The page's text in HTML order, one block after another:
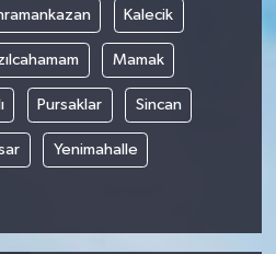
Kalecik
Mamak
Pursaklar Sincan
Yenimahalle